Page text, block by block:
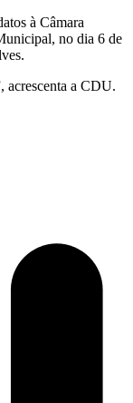
à Câmara
no dia 6 de
acrescenta a CDU.